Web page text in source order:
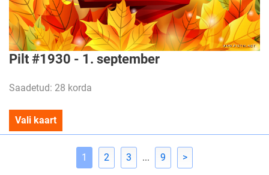
Pilt #1930 - 1. september
Saadetud: 28 korda
Vali kaart
1 2 3 ... 9 >